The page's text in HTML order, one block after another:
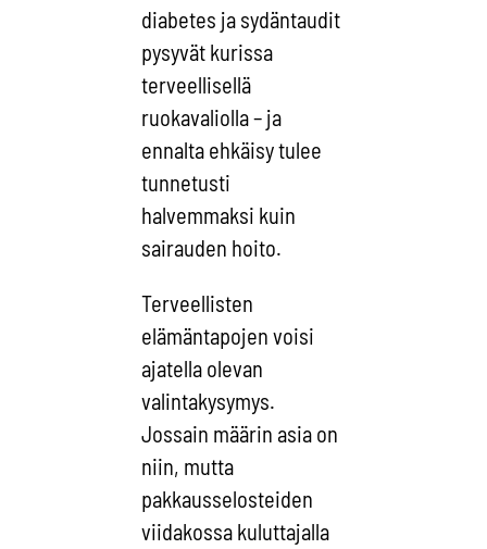
diabetes ja sydäntaudit
pysyvät kurissa
terveellisellä
ruokavaliolla – ja
ennalta ehkäisy tulee
tunnetusti
halvemmaksi kuin
sairauden hoito.
Terveellisten
elämäntapojen voisi
ajatella olevan
valintakysymys.
Jossain määrin asia on
niin, mutta
pakkausselosteiden
viidakossa kuluttajalla